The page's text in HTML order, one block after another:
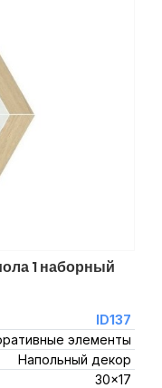
1 наборный
ID137
элементы
Напольный декор
30x17